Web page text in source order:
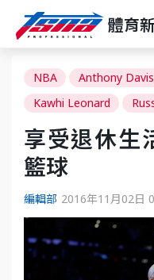
體育
NBA Anthony Davis
Kawhi Leonard
享受退休
籃球
編輯部 2016年11月02日